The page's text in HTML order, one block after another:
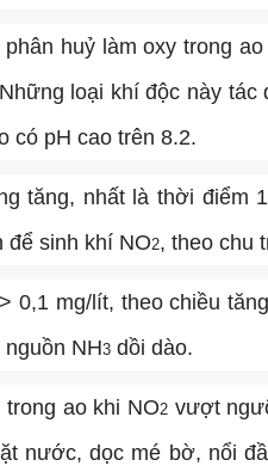
huỷ làm oxy trong
loại khí độc này tác
có pH cao trên 8.2.
tăng, nhất là thời điểm
để sinh khí NO2, theo chu
0,1 mg/lít, theo chiều
NH3 dồi dào.
ao khi NO2 vượt
nước, dọc mé bờ, nổi